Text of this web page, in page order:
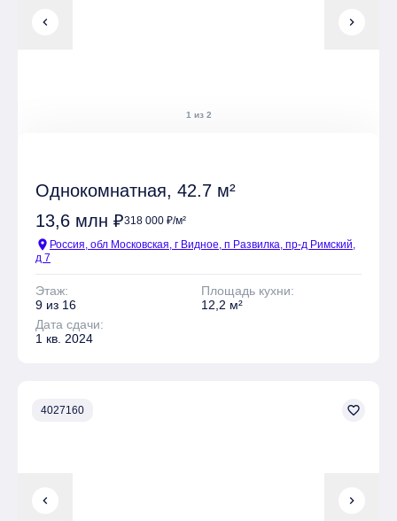
chevron_left chevron_right
1 из 2
Однокомнатная, 42.7 м²
13,6 млн ₽318 000 ₽/м²
location_on Россия, обл Московская, г Видное, п Развилка, пр-д Римский,
д 7
Этаж:
9 из 16
Площадь кухни:
12,2 м²
Дата сдачи:
1 кв. 2024
chevron_left chevron_right
4027160 favorite_border